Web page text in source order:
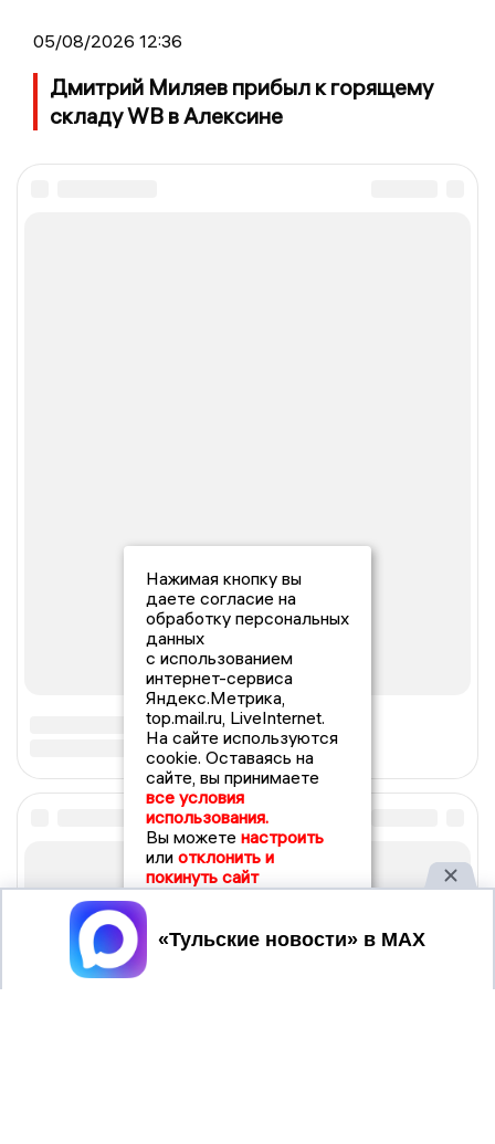
05/08/2026 12:36
Дмитрий Миляев прибыл к горящему
складу WB в Алексине
Нажимая кнопку вы
даете согласие на
обработку персональных
данных
с использованием
интернет-сервиса
Яндекс.Метрика,
top.mail.ru, LiveInternet.
На сайте используются
cookie. Оставаясь на
сайте, вы принимаете
все условия
использования.
Вы можете настроить
или отклонить и
покинуть сайт
Принять